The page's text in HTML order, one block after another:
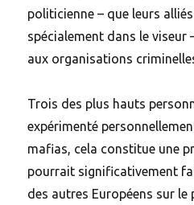
politicienne – que leurs
spécialement dans le viseur
aux organisations
Trois des plus hauts
expérimenté
mafias, cela constitue une
pourrait significativement
des autres Européens sur le